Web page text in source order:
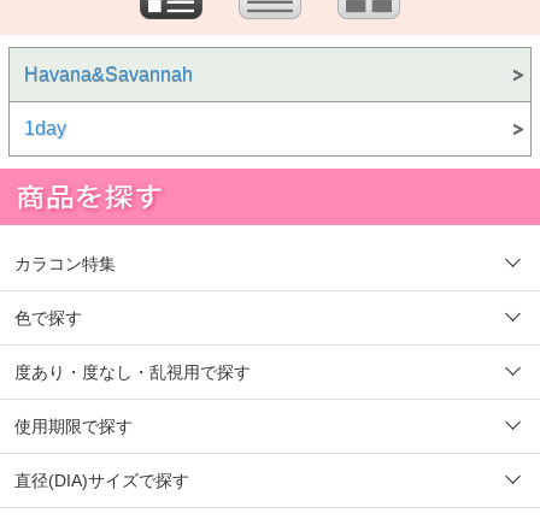
Havana&Savannah
1day
カラコン特集
色で探す
度あり・度なし・乱視用で探す
使用期限で探す
直径(DIA)サイズで探す